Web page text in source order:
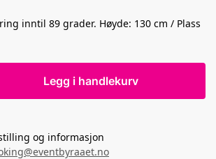
inntil 89 grader. Høyde: 130 cm / Plass
Legg i handlekurv
og informasjon